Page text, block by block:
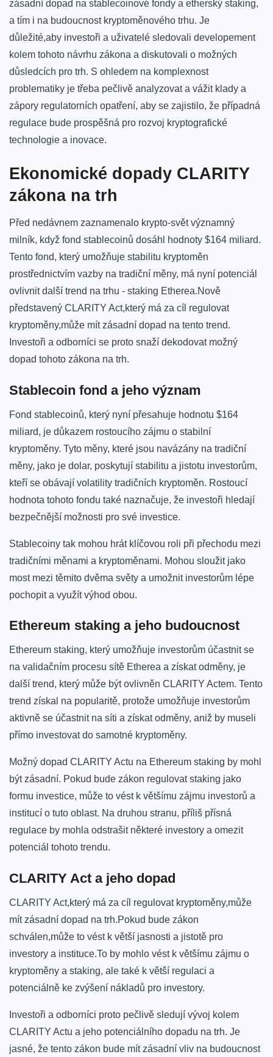
zásadní dopad ⁤na ​stablecoinové fondy ‍a ‌etherský staking,⁤
a tím‌ i na⁢ budoucnost kryptoměnového trhu. Je
⁤důležité,aby investoři a uživatelé sledovali developement
kolem tohoto návrhu‌ zákona⁤ a diskutovali o možných
⁢důsledcích‍ pro​ trh. ​S ohledem na⁣ komplexnost
problematiky⁤ je⁣ třeba pečlivě analyzovat‌ a vážit klady a
⁢zápory ‌regulatorních opatření, aby ⁣se zajistilo,⁤ že​ případná
regulace bude prospěšná pro rozvoj kryptografické
technologie ‍a inovace.
Ekonomické ⁢dopady CLARITY⁢
zákona ‌na ‍trh
Před nedávnem⁣ zaznamenalo krypto-svět⁤ významný
⁢milník, když fond stablecoinů dosáhl hodnoty $164 miliard.
Tento fond,​ který umožňuje ​stabilitu kryptoměn
prostřednictvím ⁤vazby na tradiční⁤ měny, má nyní ⁣potenciál‍
ovlivnit ⁤další trend na‌ trhu -​ staking Etherea.Nově
představený ⁤CLARITY⁢ Act,který⁢ má za cíl regulovat
kryptoměny,může mít zásadní dopad ‌na tento trend.
‌Investoři ‍a odborníci se proto snaží dekodovat možný
dopad tohoto​ zákona na trh.
Stablecoin fond a jeho význam
Fond ‍stablecoinů, který nyní přesahuje hodnotu $164‍
miliard, ‌je důkazem rostoucího zájmu ⁤o stabilní
kryptoměny. Tyto měny, které ⁣jsou ⁣navázány​ na tradiční
⁤měny, jako ‍je⁤ dolar,⁤ poskytují stabilitu a jistotu investorům,
kteří ⁣se obávají volatility tradičních kryptoměn. Rostoucí
‌hodnota tohoto fondu také naznačuje, že investoři hledají
bezpečnější možnosti pro ⁤své investice.
Stablecoiny tak ​mohou hrát ⁣klíčovou​ roli při přechodu mezi
tradičními měnami ⁤a ⁣kryptoměnami.‌ Mohou ⁢sloužit ⁣jako
most‌ mezi těmito⁤ dvěma ⁢světy a umožnit investorům lépe
pochopit a využít výhod obou.
Ethereum staking a jeho⁤ budoucnost
Ethereum staking,​ který ⁤umožňuje investorům účastnit se
na validačním procesu sítě Etherea a získat⁣ odměny, je
další trend, ​který může ‍být⁤ ovlivněn ‍CLARITY Actem. Tento
trend získal na popularitě, protože‌ umožňuje investorům
aktivně‍ se účastnit na síti a​ získat odměny, aniž ​by museli⁤
přímo investovat do samotné kryptoměny.
Možný dopad ⁢CLARITY ‌Actu na⁤ Ethereum‍ staking by mohl
být‍ zásadní. Pokud bude zákon regulovat staking jako
formu investice, může to vést k⁢ většímu ​zájmu investorů a
⁢institucí o​ tuto oblast. Na⁣ druhou stranu,‍ příliš přísná ​
regulace‍ by‍ mohla⁤ odstrašit ⁣některé investory ‌a omezit
potenciál tohoto trendu.
CLARITY Act a jeho‍ dopad
CLARITY Act,který ‌má za cíl ‍regulovat kryptoměny,může
mít zásadní dopad na trh.Pokud bude zákon
schválen,může to vést k větší jasnosti a jistotě⁣ pro‍
investory a instituce.To ⁣by mohlo⁤ vést‌ k většímu⁤ zájmu o⁣
kryptoměny ‍a staking, ale také k větší regulaci a ​
potenciálně ke​ zvýšení nákladů pro investory.
Investoři a odborníci proto pečlivě sledují vývoj kolem
CLARITY Actu a jeho potenciálního ​dopadu na ⁢trh. ​Je
jasné, že tento ​zákon bude⁤ mít ⁢zásadní vliv na budoucnost